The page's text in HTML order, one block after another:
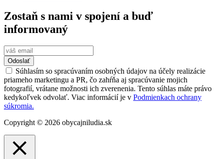
Zostaň s nami v spojení a buď
informovaný
Odoslať
Súhlasím so spracúvaním osobných údajov na účely realizácie
priameho marketingu a PR, čo zahŕňa aj spracúvanie mojich
fotografií, vrátane možnosti ich zverenenia. Tento súhlas máte právo
kedykoľvek odvolať. Viac informácií je v Podmienkach ochrany
súkromia.
Copyright © 2026 obycajniludia.sk